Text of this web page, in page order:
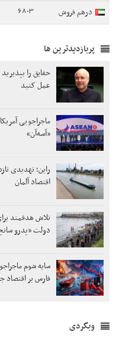
درهم فروش 6803
پربازدیدترین ها
حقایق را
عمل کنید
ماجراجویی
«آسه‌آن»
راین؛ تهدیدی
اقتصاد آلمان
تلاش هدفمند
دولت «پدرو
سایه شوم
فارس بر اقتصاد
وبگردی